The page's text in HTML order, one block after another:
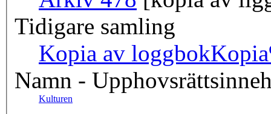
Tidigare samling
Kopia av loggbok
Namn -
Kulturen